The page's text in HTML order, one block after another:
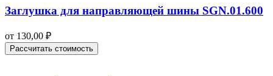
Заглушка для направляющей шины SGN.01.600
от 130,00 ₽
Рассчитать стоимость